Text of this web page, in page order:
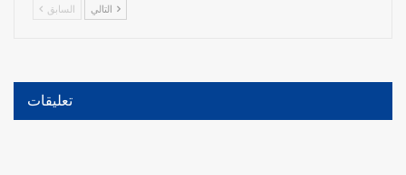
السابق
تعليقات